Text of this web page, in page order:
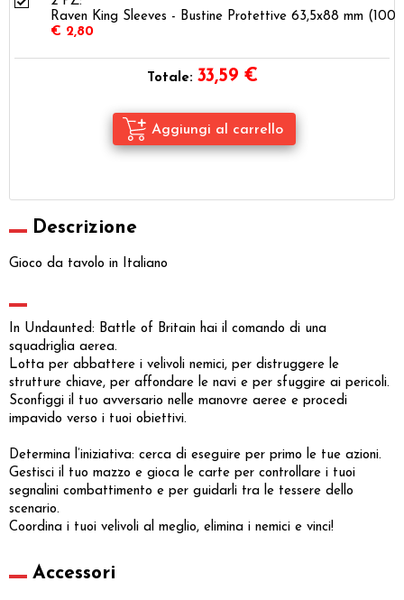
Raven King Sleeves - Bustine Protettive 63,5x88 mm (100)
€ 2,80
Totale: 33,59 €
Descrizione
Gioco da tavolo in Italiano
In Undaunted: Battle of Britain hai il comando di una
squadriglia aerea.
Lotta per abbattere i velivoli nemici, per distruggere le
strutture chiave, per affondare le navi e per sfuggire ai pericoli.
Sconfiggi il tuo avversario nelle manovre aeree e procedi
impavido verso i tuoi obiettivi.
Determina l’iniziativa: cerca di eseguire per primo le tue azioni.
Gestisci il tuo mazzo e gioca le carte per controllare i tuoi
segnalini combattimento e per guidarli tra le tessere dello
scenario.
Coordina i tuoi velivoli al meglio, elimina i nemici e vinci!
Accessori